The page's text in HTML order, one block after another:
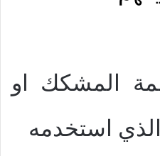
المشكك او
الذي استخدمه